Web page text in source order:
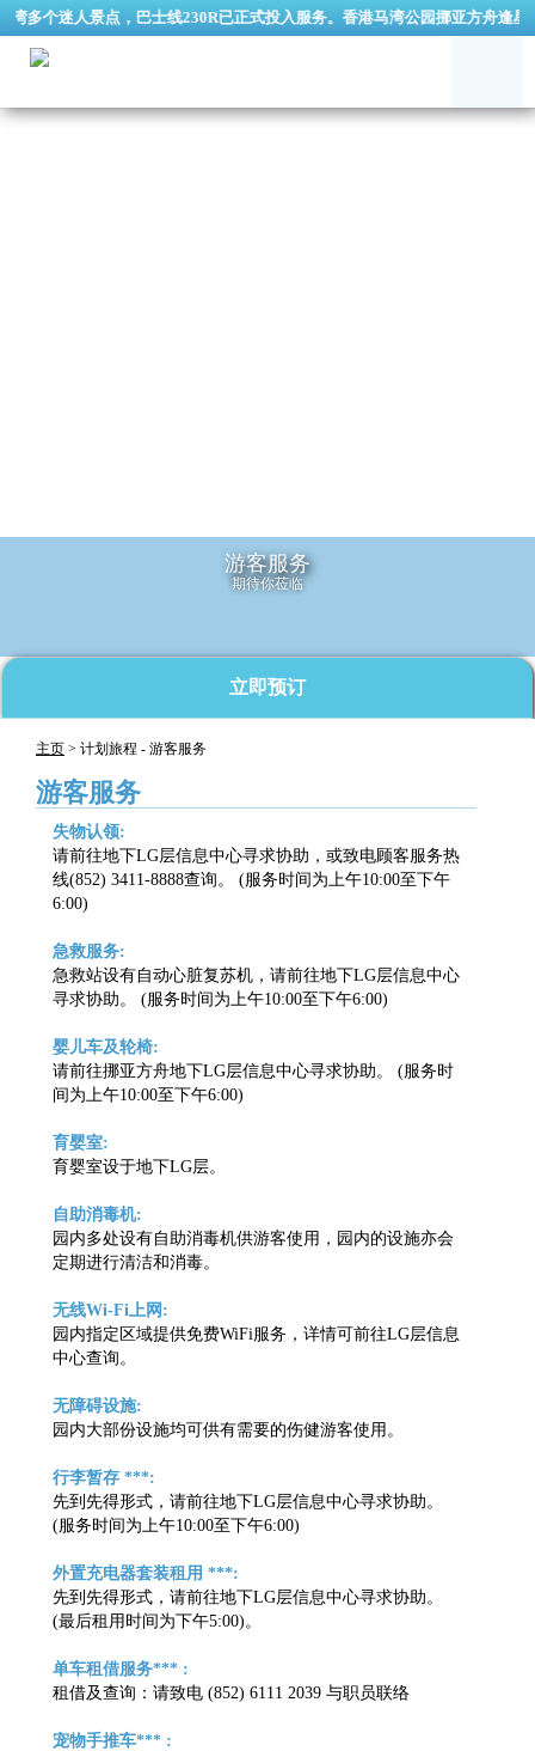
个迷人景点，巴士线230R已正式投入服务。香港马湾公园挪亚方舟逢星
游客服务
期待你莅临
立即预订
主页 > 计划旅程 - 游客服务
游客服务
失物认领:
请前往地下LG层信息中心寻求协助，或致电顾客服务热
线(852) 3411-8888查询。 (服务时间为上午10:00至下午
6:00)
急救服务:
急救站设有自动心脏复苏机，请前往地下LG层信息中心
寻求协助。 (服务时间为上午10:00至下午6:00)
婴儿车及轮椅:
请前往挪亚方舟地下LG层信息中心寻求协助。 (服务时
间为上午10:00至下午6:00)
育婴室:
育婴室设于地下LG层。
自助消毒机:
园内多处设有自助消毒机供游客使用，园内的设施亦会
定期进行清洁和消毒。
无线Wi-Fi上网:
园内指定区域提供免费WiFi服务，详情可前往LG层信息
中心查询。
无障碍设施:
园内大部份设施均可供有需要的伤健游客使用。
行李暂存 ***:
先到先得形式，请前往地下LG层信息中心寻求协助。
(服务时间为上午10:00至下午6:00)
外置充电器套装租用 ***:
先到先得形式，请前往地下LG层信息中心寻求协助。
(最后租用时间为下午5:00)。
单车租借服务*** :
租借及查询：请致电 (852) 6111 2039 与职员联络
宠物手推车*** :